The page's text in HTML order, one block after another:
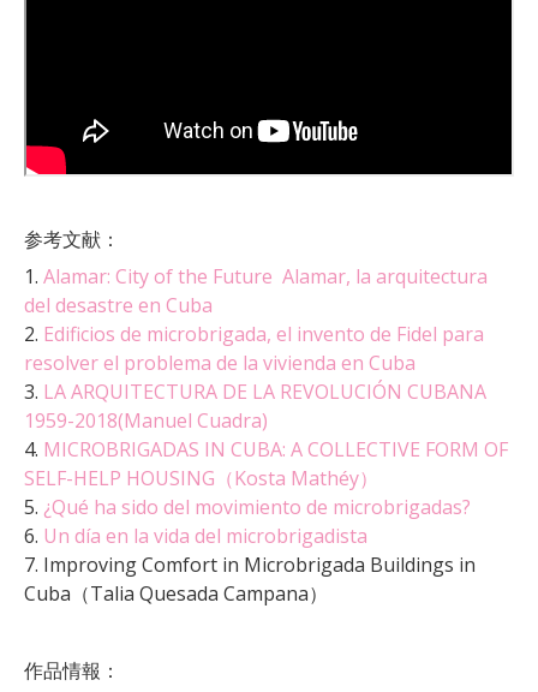
参考文献：
1. Alamar: City of the Future Alamar, la arquitectura
del desastre en Cuba
2. Edificios de microbrigada, el invento de Fidel para
resolver el problema de la vivienda en Cuba
3. LA ARQUITECTURA DE LA REVOLUCIÓN CUBANA
1959-2018(Manuel Cuadra)
4. MICROBRIGADAS IN CUBA: A COLLECTIVE FORM OF
SELF-HELP HOUSING（Kosta Mathéy）
5. ¿Qué ha sido del movimiento de microbrigadas?
6. Un día en la vida del microbrigadista
7. Improving Comfort in Microbrigada Buildings in
Cuba（Talia Quesada Campana）
作品情報：